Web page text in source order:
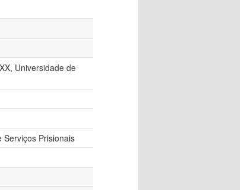
Universidade de
Serviços Prisionais